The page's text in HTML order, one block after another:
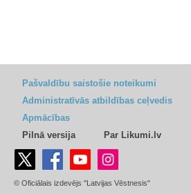
Pašvaldību saistošie noteikumi
Administratīvās atbildības ceļvedis
Apmācības
Pilnā versija
Par Likumi.lv
© Oficiālais izdevējs "Latvijas Vēstnesis"